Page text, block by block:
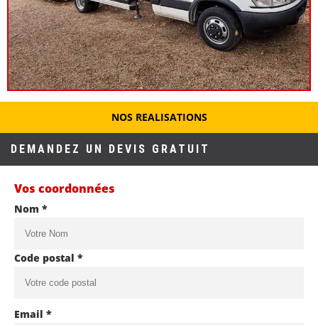
NOS REALISATIONS
DEMANDEZ UN DEVIS GRATUIT
Vos coordonnées
Nom *
Code postal *
Email *